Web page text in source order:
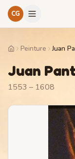
CG
HomePeinture Juan
Juan
1553 – 1608